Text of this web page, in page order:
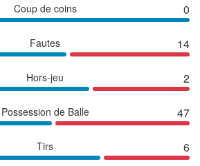
Coup de coins 0
Fautes 14
Hors-jeu 2
Possession de Balle 47
Tirs 6